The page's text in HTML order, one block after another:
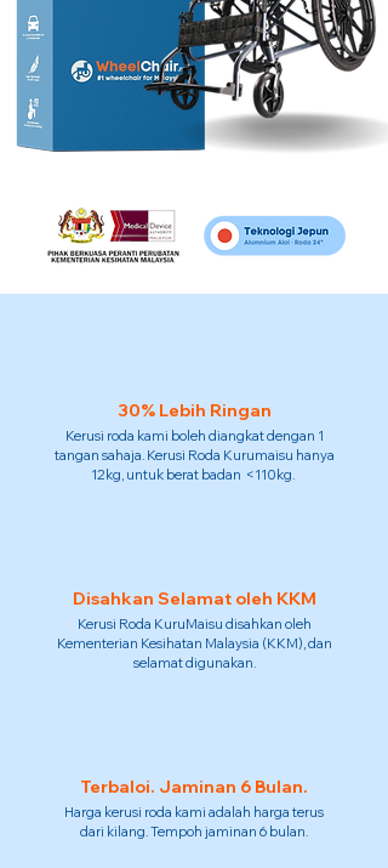
30% Lebih Ringan
Kerusi roda kami boleh diangkat dengan 1
tangan sahaja. Kerusi Roda Kurumaisu hanya
12kg, untuk berat badan <110kg.
Disahkan Selamat oleh KKM
Kerusi Roda KuruMaisu disahkan oleh
Kementerian Kesihatan Malaysia (KKM), dan
selamat digunakan.
Terbaloi. Jaminan 6 Bulan.
Harga kerusi roda kami adalah harga terus
dari kilang. Tempoh jaminan 6 bulan.